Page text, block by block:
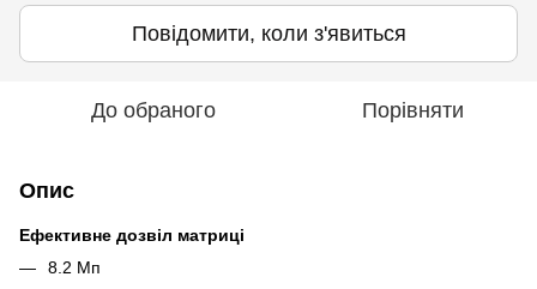
Повідомити, коли з'явиться
До обраного Порівняти
Опис
Ефективне дозвіл матриці
8.2 Мп